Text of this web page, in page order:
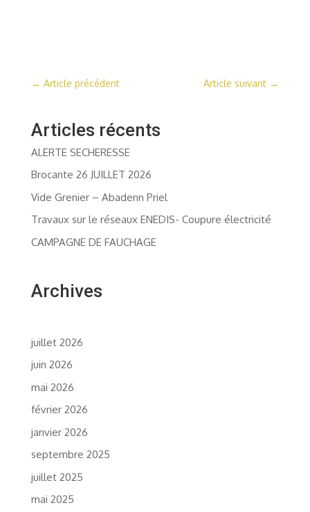
← Article précédent Article suivant →
Articles récents
ALERTE SECHERESSE
Brocante 26 JUILLET 2026
Vide Grenier – Abadenn Priel
Travaux sur le réseaux ENEDIS- Coupure électricité
CAMPAGNE DE FAUCHAGE
Archives
juillet 2026
juin 2026
mai 2026
février 2026
janvier 2026
septembre 2025
juillet 2025
mai 2025